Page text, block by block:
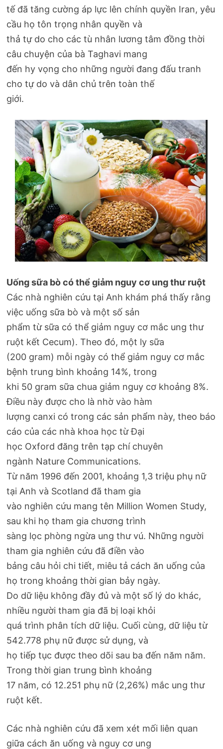
tế đã tăng cường áp lực lên chính quyền Iran, yêu
cầu họ tôn trọng nhân quyền và
thả tự do cho các tù nhân lương tâm đồng thời
câu chuyện của bà Taghavi mang
đến hy vọng cho những người đang đấu tranh
cho tự do và dân chủ trên toàn thế
giới.
Uống sữa bò có thể giảm nguy cơ ung thư ruột
Các nhà nghiên cứu tại Anh khám phá thấy rằng
việc uống sữa bò và một số sản
phẩm từ sữa có thể giảm nguy cơ mắc ung thư
ruột kết Cecum). Theo đó, một ly sữa
(200 gram) mỗi ngày có thể giảm nguy cơ mắc
bệnh trung bình khoảng 14%, trong
khi 50 gram sữa chua giảm nguy cơ khoảng 8%.
Điều này được cho là nhờ vào hàm
lượng canxi có trong các sản phẩm này, theo báo
cáo của các nhà khoa học từ Đại
học Oxford đăng trên tạp chí chuyên
ngành Nature Communications.
Từ năm 1996 đến 2001, khoảng 1,3 triệu phụ nữ
tại Anh và Scotland đã tham gia
vào nghiên cứu mang tên Million Women Study,
sau khi họ tham gia chương trình
sàng lọc phòng ngừa ung thư vú. Những người
tham gia nghiên cứu đã điền vào
bảng câu hỏi chi tiết, miêu tả cách ăn uống của
họ trong khoảng thời gian bảy ngày.
Do dữ liệu không đầy đủ và một số lý do khác,
nhiều người tham gia đã bị loại khỏi
quá trình phân tích dữ liệu. Cuối cùng, dữ liệu từ
542.778 phụ nữ được sử dụng, và
họ tiếp tục được theo dõi sau ba đến năm năm.
Trong thời gian trung bình khoảng
17 năm, có 12.251 phụ nữ (2,26%) mắc ung thư
ruột kết.
Các nhà nghiên cứu đã xem xét mối liên quan
giữa cách ăn uống và nguy cơ ung